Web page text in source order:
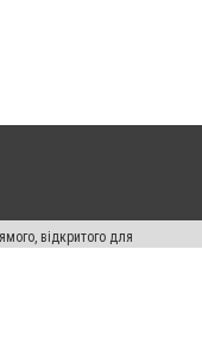
відкритого для